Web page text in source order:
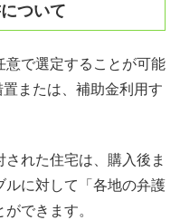
ついて
意で選定することが可能
または、補助金利用す
れた住宅は、購入後ま
ルに対して「各地の弁護
できます。